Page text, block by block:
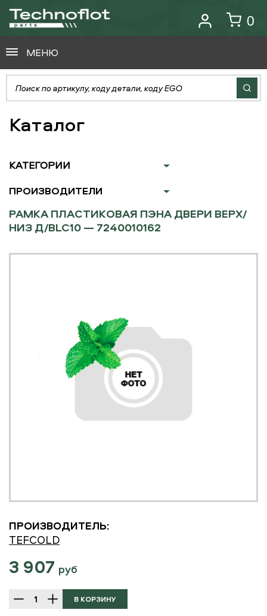
0
МЕНЮ
Каталог
КАТЕГОРИИ
ПРОИЗВОДИТЕЛИ
РАМКА ПЛАСТИКОВАЯ ПЭНА ДВЕРИ ВЕРХ/
НИЗ Д/BLC10 — 7240010162
ПРОИЗВОДИТЕЛЬ:
TEFCOLD
3 907 руб